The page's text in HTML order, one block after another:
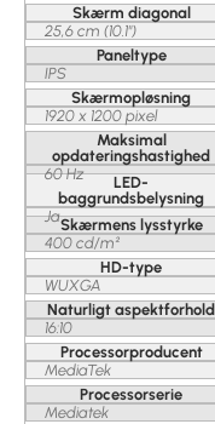
Skærm diagonal
25,6 cm (10.1")
Paneltype
IPS
Skærmopløsning
1920 x 1200 pixel
Maksimal
opdateringshastighed
60 Hz
LED-
baggrundsbelysning
JaSkærmens lysstyrke
400 cd/m²
HD-type
WUXGA
Naturligt aspektforhold
16:10
Processorproducent
MediaTek
Processorserie
Mediatek